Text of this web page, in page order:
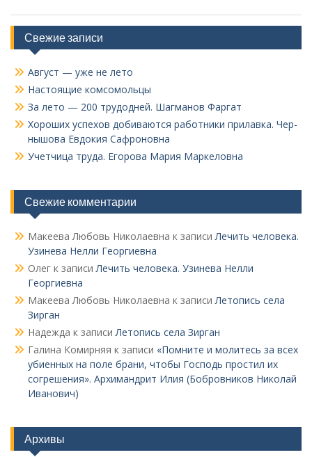
Свежие записи
Август — уже не лето
Настоящие комсомольцы
За лето — 200 трудодней. Шагманов Фаргат
Хороших успехов добиваются работники прилавка. Чер­
нышова Евдокия Сафроновна
Учетчица труда. Его­рова Мария Маркеловна
Свежие комментарии
Макеева Любовь Николаевна к записиЛечить человека.
Узинева Нелли Георгиевна
Олег к записиЛечить человека. Узинева Нелли
Георгиевна
Макеева Любовь Николаевна к записиЛетопись села
Зирган
Надежда к записиЛетопись села Зирган
Галина Комирняя к записи «Помните и молитесь за всех
убиенных на поле брани, чтобы Господь простил их
согрешения». Архимандрит Илия (Бобровников Николай
Иванович)
Архивы